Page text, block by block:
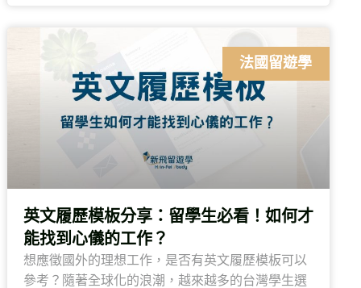
法國留遊學
英文履歷模板分享：留學生必看！如何才
能找到心儀的工作？
想應徵國外的理想工作，是否有英文履歷模板可以
參考？隨著全球化的浪潮，越來越多的台灣學生選